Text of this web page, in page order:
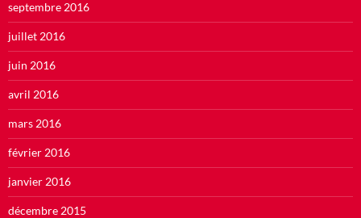
septembre 2016
juillet 2016
juin 2016
avril 2016
mars 2016
février 2016
janvier 2016
décembre 2015